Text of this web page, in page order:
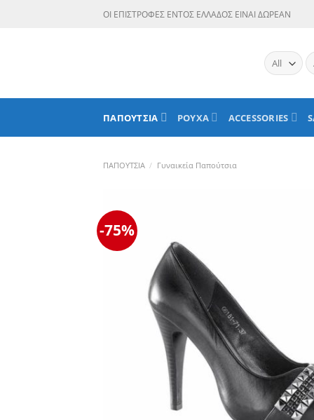
ΟΙ ΕΠΙΣΤΡΟΦΕΣ ΕΝΤΟΣ ΕΛΛΑΔΟΣ ΕΙΝΑΙ ΔΩΡΕΑΝ
ΠΑΠΟΥΤΣΙΑ ΡΟΥΧΑ ACCESSORIES
ΠΑΠΟΥΤΣΙΑ / Γυναικεία Παπούτσια
-75%